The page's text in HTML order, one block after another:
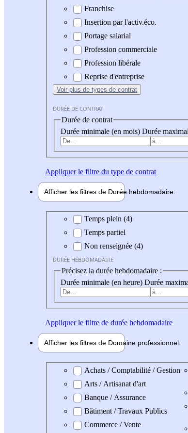
Franchise
Insertion par l'activ.éco.
Portage salarial
Profession commerciale
Profession libérale
Reprise d'entreprise
Voir plus de types de contrat
DURÉE DE CONTRAT
Durée de contrat
Durée minimale (en mois) Durée
Appliquerle filtre du type de contrat
Afficher les filtres de Durée hebdomadaire
Durée hebdomadaire
Temps plein (4)
Temps partiel
Non renseignée (4)
DURÉE HEBDOMADAIRE
Précisez la durée hebdomadaire :
Durée minimale (en heure) Durée
Appliquerle filtre de durée hebdomadaire
Afficher les filtres de Domaine professionnel
Domaine professionel
Achats / Comptabilité / Gestion
Arts / Artisanat d'art
Banque / Assurance
Bâtiment / Travaux Publics
Commerce / Vente